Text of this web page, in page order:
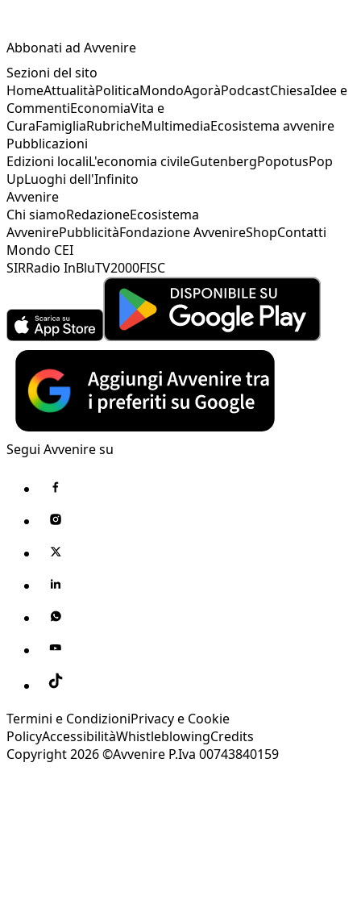
Abbonati ad Avvenire
Sezioni del sito
HomeAttualitàPoliticaMondoAgoràPodcastChiesaIdee e
CommentiEconomiaVita e
CuraFamigliaRubricheMultimediaEcosistema avvenire
Pubblicazioni
Edizioni localiL'economia civileGutenbergPopotusPop
UpLuoghi dell'Infinito
Avvenire
Chi siamoRedazioneEcosistema
AvvenirePubblicitàFondazione AvvenireShopContatti
Mondo CEI
SIRRadio InBluTV2000FISC
Segui Avvenire su
Termini e CondizioniPrivacy e Cookie
PolicyAccessibilitàWhistleblowingCredits
Copyright 2026 ©Avvenire P.Iva 00743840159